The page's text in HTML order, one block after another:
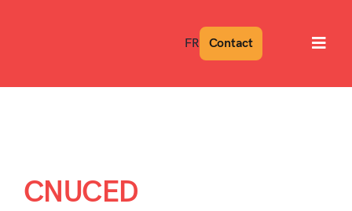
FR Contact
CNUCED